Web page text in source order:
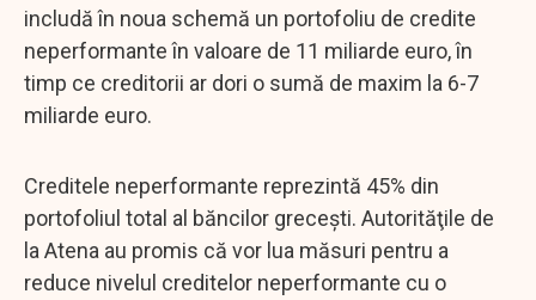
includă în noua schemă un portofoliu de credite
neperformante în valoare de 11 miliarde euro, în
timp ce creditorii ar dori o sumă de maxim la 6-7
miliarde euro.
Creditele neperformante reprezintă 45% din
portofoliul total al băncilor greceşti. Autorităţile de
la Atena au promis că vor lua măsuri pentru a
reduce nivelul creditelor neperformante cu o